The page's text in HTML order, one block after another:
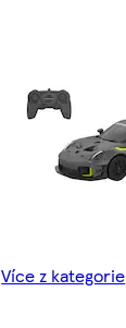
Více z kategorie